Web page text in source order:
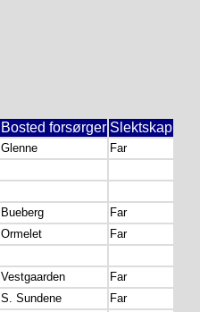
Bosted forsørger Slektskap
Glenne
Far
Bueberg
Far
Ormelet
Far
Vestgaarden
Far
S. Sundene
Far